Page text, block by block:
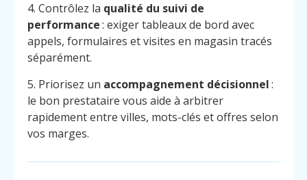
4. Contrôlez la qualité du suivi de
performance: exiger tableaux de bord avec
appels, formulaires et visites en magasin tracés
séparément.
5. Priorisez un accompagnement décisionnel:
le bon prestataire vous aide à arbitrer
rapidement entre villes, mots-clés et offres selon
vos marges.